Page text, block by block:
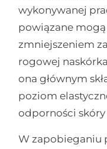
wykonywanej
powiązane
zmniejszeniem
rogowej
ona głównym
poziom
odporności
W zapobieganiu